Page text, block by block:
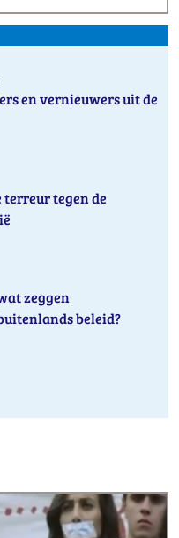
en vernieuwers uit de
terreur tegen de
zeggen
beleid?